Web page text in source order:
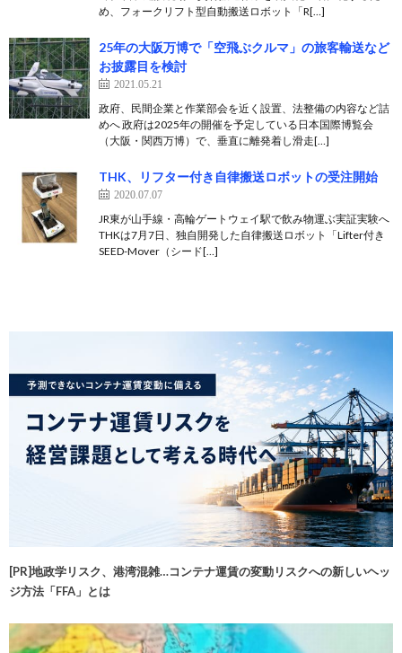
め、フォークリフト型自動搬送ロボット「R[…]
25年の大阪万博で「空飛ぶクルマ」の旅客輸送など
お披露目を検討
2021.05.21
政府、民間企業と作業部会を近く設置、法整備の内容など詰
めへ 政府は2025年の開催を予定している日本国際博覧会
（大阪・関西万博）で、垂直に離発着し滑走[…]
THK、リフター付き自律搬送ロボットの受注開始
2020.07.07
JR東が山手線・高輪ゲートウェイ駅で飲み物運ぶ実証実験へ
THKは7月7日、独自開発した自律搬送ロボット「Lifter付き
SEED-Mover（シード[…]
[PR]地政学リスク、港湾混雑…コンテナ運賃の変動リスクへの新しいヘッ
ジ方法「FFA」とは